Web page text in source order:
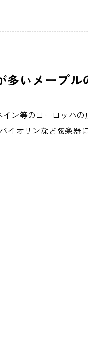
多いメープル
イン等のヨーロッパの
オリンなど弦楽器